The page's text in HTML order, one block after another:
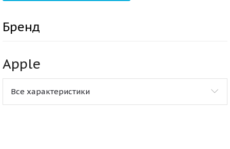
Бренд
Apple
Все характеристики